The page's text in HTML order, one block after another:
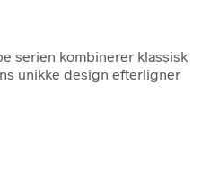
serien kombinerer klassisk
unikke design efterligner